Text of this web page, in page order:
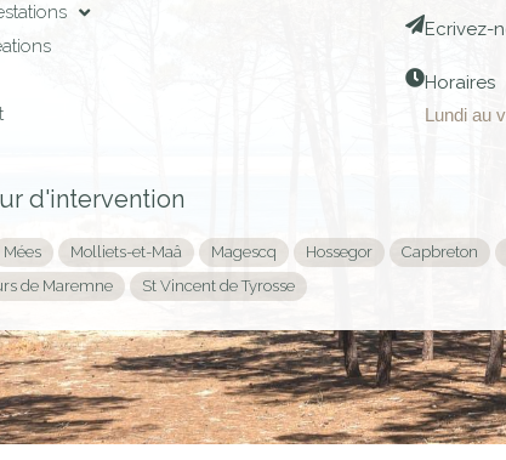
Ecrivez-
Horaires
Lundi au
d'intervention
Mées Molliets-et-Maâ Magescq Hossegor Capbreton
de Maremne
St Vincent de Tyrosse